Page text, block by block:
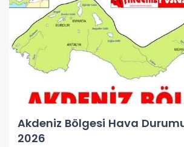
Akdeniz Bölgesi Hava
2026